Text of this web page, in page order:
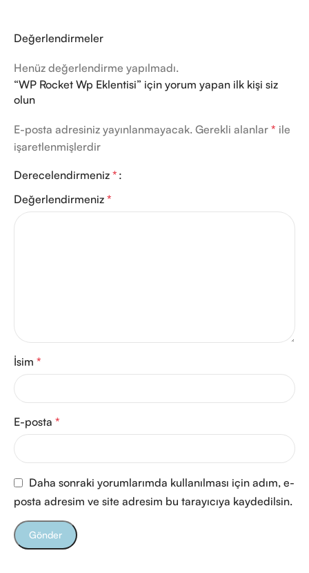
Değerlendirmeler
Henüz değerlendirme yapılmadı.
“WP Rocket Wp Eklentisi” için yorum yapan ilk kişi siz
olun
E-posta adresiniz yayınlanmayacak. Gerekli alanlar * ile
işaretlenmişlerdir
Derecelendirmeniz *
Değerlendirmeniz *
İsim *
E-posta *
Daha sonraki yorumlarımda kullanılması için adım, e-
posta adresim ve site adresim bu tarayıcıya kaydedilsin.